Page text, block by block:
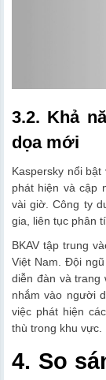
3.2. Khả
dọa mới
Kaspersky nổi
phát hiện và cập
vài giờ. Công ty
gia, liên tục phân
BKAV tập trung
Việt Nam. Đội
diễn đàn và trang
nhắm vào người
việc phát hiện
thù trong khu vực.
4. So